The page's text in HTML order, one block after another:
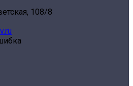
108/8